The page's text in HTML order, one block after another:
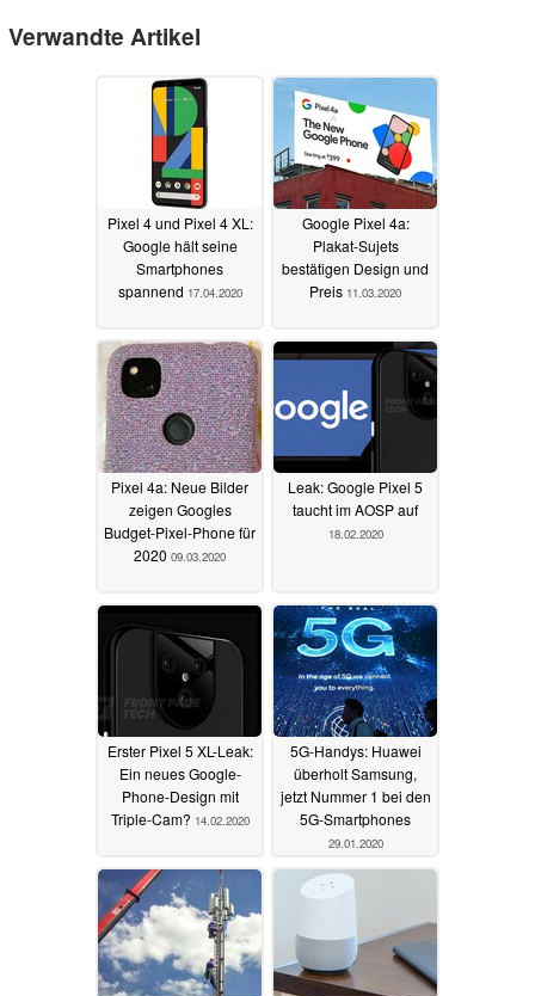
Verwandte Artikel
Pixel 4 und Pixel 4 XL:
Google hält seine
Smartphones
spannend 17.04.2020
Google Pixel 4a:
Plakat-Sujets
bestätigen Design und
Preis 11.03.2020
Pixel 4a: Neue Bilder
zeigen Googles
Budget-Pixel-Phone für
2020 09.03.2020
Leak: Google Pixel 5
taucht im AOSP auf
18.02.2020
Erster Pixel 5 XL-Leak:
Ein neues Google-
Phone-Design mit
Triple-Cam? 14.02.2020
5G-Handys: Huawei
überholt Samsung,
jetzt Nummer 1 bei den
5G-Smartphones
29.01.2020